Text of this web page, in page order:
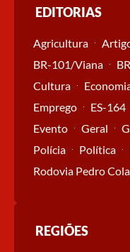
EDITORIAS
Agricultura
BR-101/Viana
Cultura
Emprego
ES-164
Evento
Geral
Polícia
Política
Rodovia Pedro Cola
REGIÕES